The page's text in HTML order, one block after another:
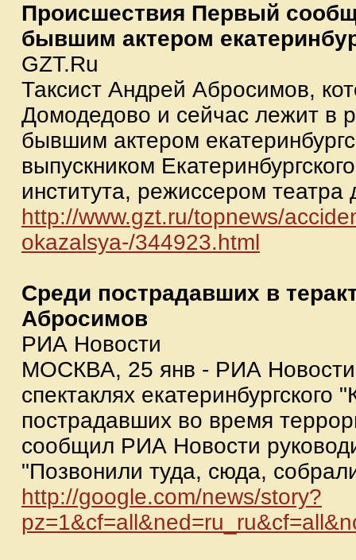
Происшествия Первый
бывшим актером
GZT.Ru
Таксист Андрей Абросимов,
Домодедово и сейчас лежит в
бывшим актером
выпускником
института, режиссером
http://www.gzt.ru/topnews/
okazalsya-/344923.html
Среди пострадавших в
Абросимов
РИА Новости
МОСКВА, 25 янв - РИА
спектаклях
пострадавших во время
сообщил РИА Новости
"Позвонили туда, сюда,
http://google.com/news/story?